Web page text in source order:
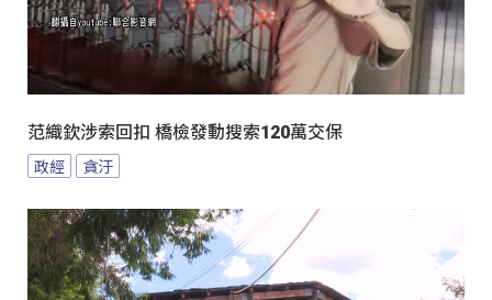
范織欽涉索回扣 橋檢發動搜索120萬交保
政經 貪汙